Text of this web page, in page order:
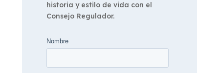
historia y estilo de vida con el
Consejo Regulador.